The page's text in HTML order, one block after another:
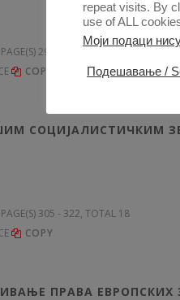
295 - 304, TOTAL 10
COPY
СОЦИЈАЛИСТИЧКИМ
305 - 322, TOTAL 18
COPY
ПРАВА ЕВРОПСКИХ
repeat visits. By
use of ALL
Моји подаци
Подешавање /